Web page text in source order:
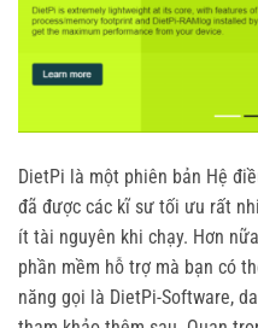
DietPi là một phiên bản Hệ
đã được các kĩ sư tối ưu rất
ít tài nguyên khi chạy. Hơn
phần mềm hỗ trợ mà bạn có
năng gọi là DietPi-Software,